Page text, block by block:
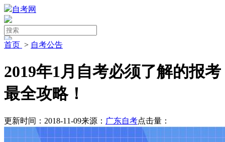
自考网
首页 > 自考公告
2019年1月自考必须了解的报考
最全攻略！
更新时间：2018-11-09来源： 广东自考点击量：